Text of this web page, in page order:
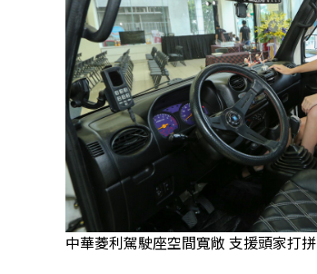
中華菱利駕駛座空間寬敞 支援頭家打